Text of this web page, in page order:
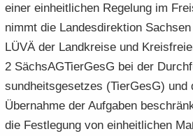
einer ein­heit­li­chen Re­ge­lung im
nimmt die Lan­des­di­rek­ti­on
LÜVÄ der Land­krei­se und
2 Säch­s­AG­Tier­GesG bei der
sund­heits­ge­set­zes (Tier­GesG) und
Über­nah­me der Auf­ga­ben
die Fest­le­gung von ein­heit­li­chen